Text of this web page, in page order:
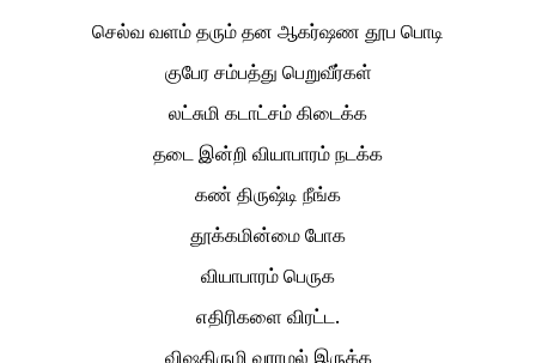
செல்வ வளம் தரும் தன ஆகர்ஷண தூப பொடி
குபேர சம்பத்து பெறுவீர்கள்
லட்சுமி கடாட்சம் கிடைக்க
தடை இன்றி வியாபாரம் நடக்க
கண் திருஷ்டி நீங்க
தூக்கமின்மை போக
வியாபாரம் பெருக
எதிரிகளை விரட்ட.
விஷகிருமி வராமல் இருக்க